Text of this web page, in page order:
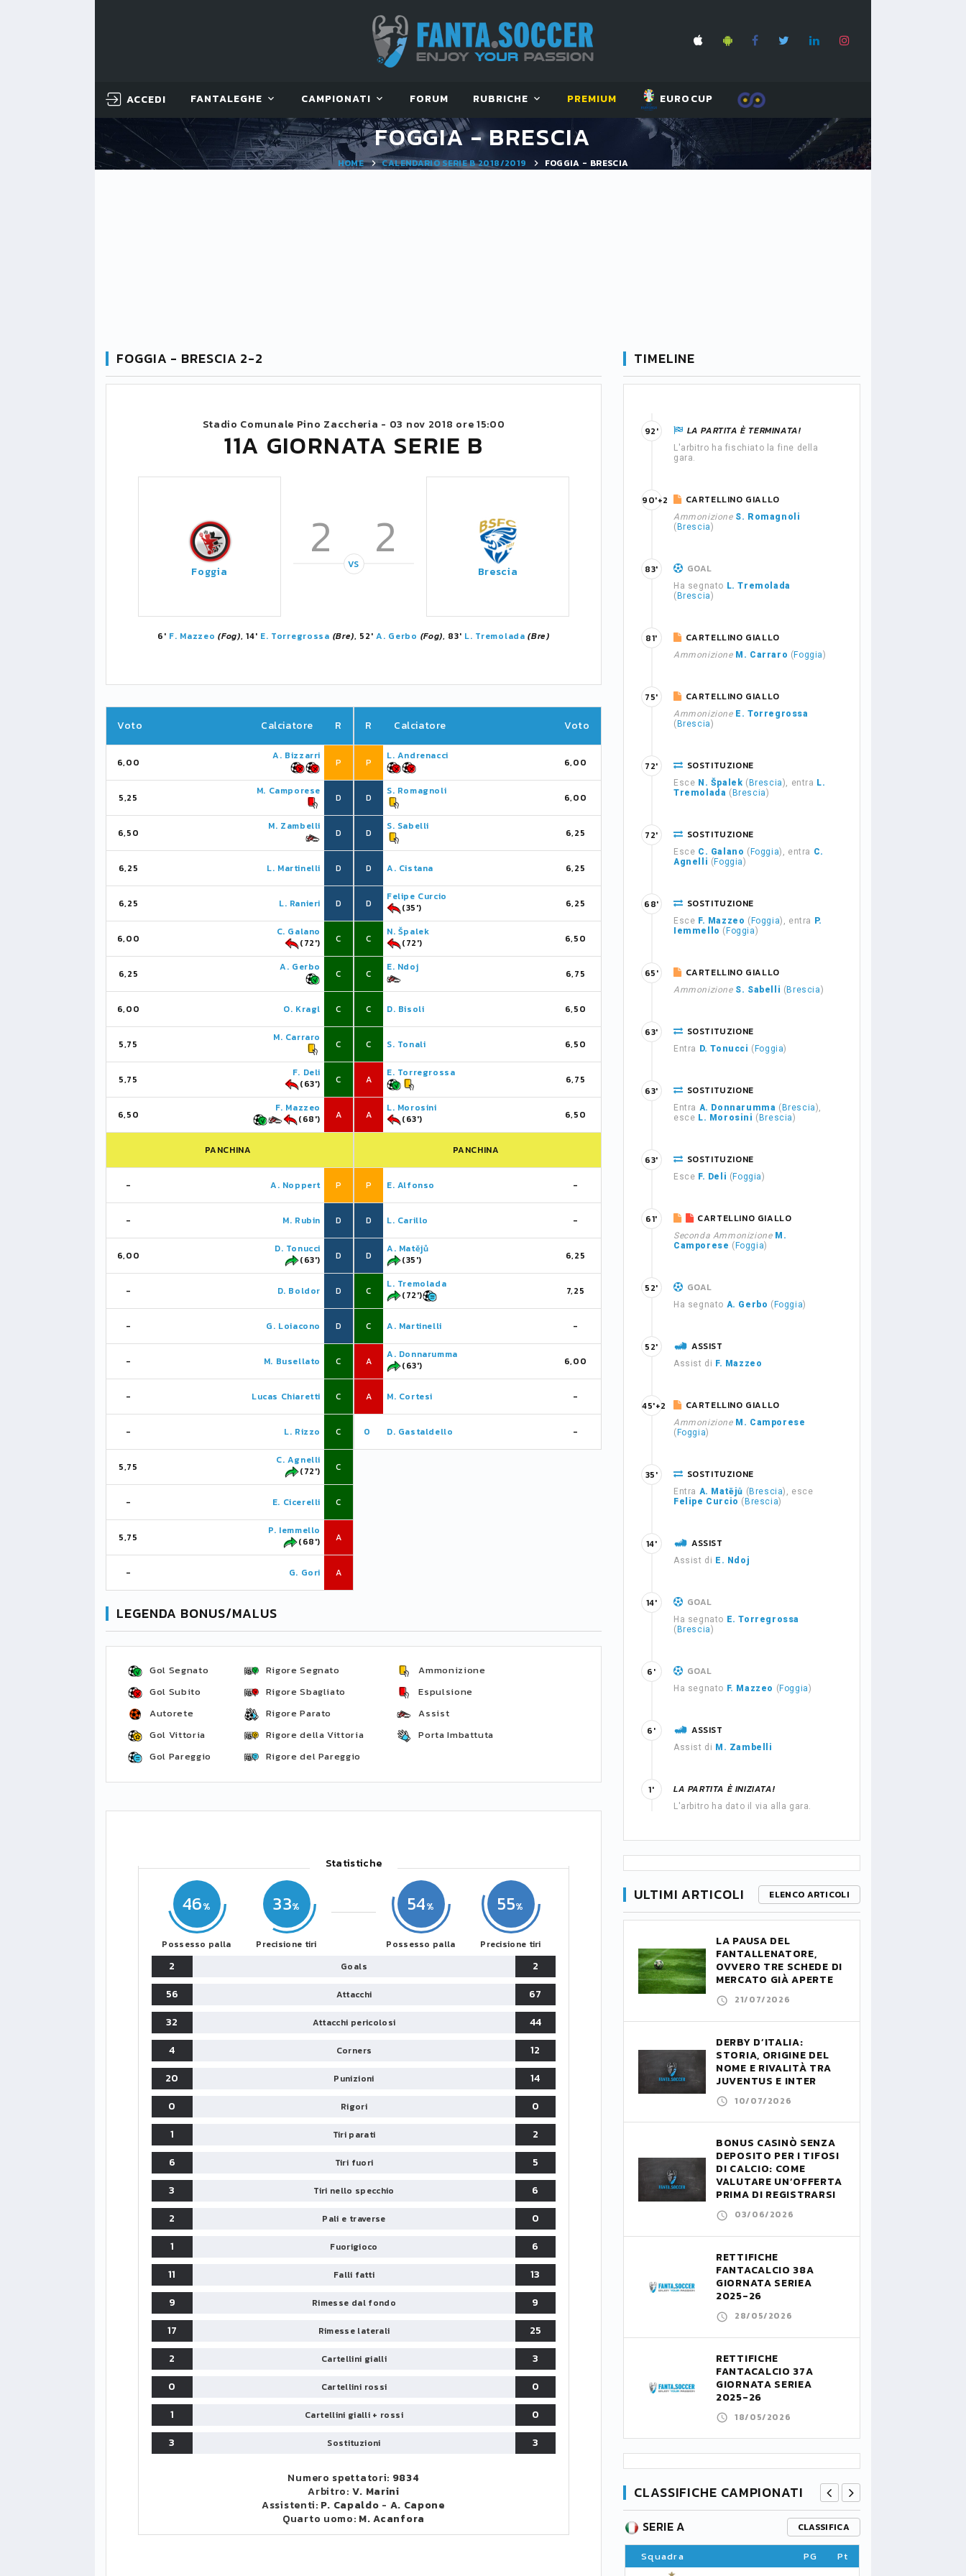
ACCEDI FANTALEGHE CAMPIONATI FORUM RUBRICHE PREMIUM EUROCUP
FOGGIA - BRESCIA
HOME CALENDARIO SERIE B 2018/2019 FOGGIA - BRESCIA
FOGGIA - BRESCIA 2-2
Stadio Comunale Pino Zaccheria - 03 nov 2018 ore 15:00
11A GIORNATA SERIE B
Foggia
2 2
VS Brescia
6' F. Mazzeo (Fog), 14' E. Torregrossa (Bre), 52'A. Gerbo (Fog), 83' L. Tremolada (Bre)
Voto Calciatore R
6,00
A. Bizzarri
P
5,25
M. Camporese
D
6,50
M. Zambelli
D
6,25 L. Martinelli D
6,25 L. Ranieri D
6,00
C. Galano
(72')
C
6,25
A. Gerbo
C
6,00 O. Kragl C
5,75
M. Carraro
C
5,75
F. Deli
(63')
C
6,50
F. Mazzeo
(68')
A
PANCHINA
- A. Noppert P
- M. Rubin D
6,00
D. Tonucci
(63')
D
- D. Boldor D
- G. Loiacono D
- M. Busellato C
- Lucas Chiaretti C
- L. Rizzo C
5,75
C. Agnelli
(72')
C
- E. Cicerelli C
5,75
P. Iemmello
(68')
A
- G. Gori A
R Calciatore Voto
P
L. Andrenacci
6,00
D
S. Romagnoli
6,00
D
S. Sabelli
6,25
D A. Cistana 6,25
D
Felipe Curcio
(35')
6,25
C
N. Špalek
(72')
6,50
C
E. Ndoj
6,75
C D. Bisoli 6,50
C S. Tonali 6,50
A
E. Torregrossa
6,75
A
L. Morosini
(63')
6,50
PANCHINA
P E. Alfonso -
D L. Carillo -
D
A. Matějů
(35')
6,25
C
L. Tremolada
(72')
7,25
C A. Martinelli -
A
A. Donnarumma
(63')
6,00
A M. Cortesi -
0 D. Gastaldello -
LEGENDA BONUS/MALUS
Gol Segnato
Gol Subito
Autorete
Gol Vittoria
Gol Pareggio
Rigore Segnato
Rigore Sbagliato
Rigore Parato
Rigore della Vittoria
Rigore del Pareggio
Ammonizione
Espulsione
Assist
Porta Imbattuta
Statistiche
46
Possesso palla
33
Precisione tiri
54
Possesso palla
55
Precisione tiri
2 Goals
2
56
Attacchi
67
32
Attacchi pericolosi
44
4
Corners
12
20
Punizioni
14
0
Rigori
0
1
Tiri parati
2
6
Tiri fuori
5
3
Tiri nello specchio
6
2
Pali e traverse
0
1
Fuorigioco
6
11
Falli fatti
13
9
Rimesse dal fondo
9
17
Rimesse laterali
25
2
Cartellini gialli
3
0
Cartellini rossi
0
1
Cartellini gialli + rossi
0
3
Sostituzioni 3
Numero spettatori: 9834
Arbitro: V. Marini
Assistenti: P. Capaldo - A. Capone
Quarto uomo: M. Acanfora
TIMELINE
LA PARTITA È TERMINATA!
L'arbitro ha fischiato la fine della
gara.
92'
CARTELLINO GIALLO
Ammonizione S. Romagnoli
( Brescia)
90'+2
GOAL
Ha segnato L. Tremolada
( Brescia)
83'
CARTELLINO GIALLO
Ammonizione M. Carraro ( Foggia)
81'
CARTELLINO GIALLO
Ammonizione E. Torregrossa
( Brescia)
75'
SOSTITUZIONE
Esce N. Špalek ( Brescia), entra L.
Tremolada ( Brescia)
72'
SOSTITUZIONE
Esce C. Galano ( Foggia), entra C.
Agnelli ( Foggia)
72'
SOSTITUZIONE
Esce F. Mazzeo ( Foggia), entra
P.
Iemmello ( Foggia)
68'
CARTELLINO GIALLO
Ammonizione S. Sabelli ( Brescia)
65'
SOSTITUZIONE
Entra D. Tonucci ( Foggia)
63'
SOSTITUZIONE
Entra A. Donnarumma ( Brescia),
esce L. Morosini ( Brescia)
63'
SOSTITUZIONE
Esce F. Deli ( Foggia)
63'
CARTELLINO GIALLO
Seconda Ammonizione M.
Camporese ( Foggia)
61'
GOAL
Ha segnato A. Gerbo ( Foggia)
52'
ASSIST
Assist di F. Mazzeo
52'
CARTELLINO GIALLO
Ammonizione M. Camporese
( Foggia)
45'+2
SOSTITUZIONE
Entra A. Matějů ( Brescia), esce
Felipe Curcio ( Brescia)
35'
ASSIST
Assist di E. Ndoj
14'
GOAL
Ha segnato E. Torregrossa
( Brescia)
14'
GOAL
Ha segnato F. Mazzeo ( Foggia)
6'
ASSIST
Assist di M. Zambelli
6'
LA PARTITA È INIZIATA!
L'arbitro ha dato il via alla gara.
1'
ULTIMI ARTICOLI ELENCO ARTICOLI
LA PAUSA DEL
FANTALLENATORE,
OVVERO TRE SCHEDE DI
MERCATO GIÀ APERTE
21/07/2026
DERBY D’ITALIA:
STORIA, ORIGINE DEL
NOME E RIVALITÀ TRA
JUVENTUS E INTER
10/07/2026
BONUS CASINÒ SENZA
DEPOSITO PER I TIFOSI
DI CALCIO: COME
VALUTARE UN’OFFERTA
PRIMA DI REGISTRARSI
03/06/2026
RETTIFICHE
FANTACALCIO 38A
GIORNATA SERIEA
2025-26
28/05/2026
RETTIFICHE
FANTACALCIO 37A
GIORNATA SERIEA
2025-26
18/05/2026
CLASSIFICHE CAMPIONATI
CLASSIFICA SERIE B SERIE A CLASSIFICA
Squadra PG Pt